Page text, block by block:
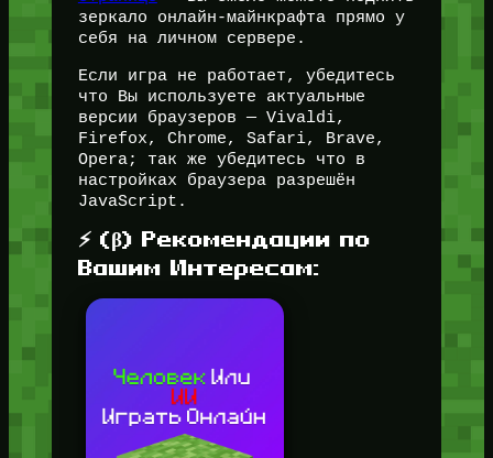
зеркало онлайн-майнкрафта прямо у
себя на личном сервере.
Если игра не работает, убедитесь
что Вы используете актуальные
версии браузеров — Vivaldi,
Firefox, Chrome, Safari, Brave,
Opera; так же убедитесь что в
настройках браузера разрешён
JavaScript.
⚡ (β) Рекомендации по
Вашим Интересам: